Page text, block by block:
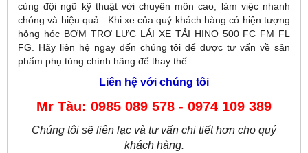
cùng đội ngũ kỹ thuật với chuyên môn cao, làm việc nhanh
chóng và hiệu quả. Khi xe của quý khách hàng có hiện tượng
hỏng hóc BƠM TRỢ LỰC LÁI XE TẢI HINO 500 FC FM FL
FG. Hãy liên hệ ngay đến chúng tôi để được tư vấn về sản
phẩm phụ tùng chính hãng để thay thế.
Liên hệ với chúng tôi
Mr Tàu: 0985 089 578 - 0974 109 389
Chúng tôi sẽ liên lạc và tư vấn chi tiết hơn cho quý
khách hàng.